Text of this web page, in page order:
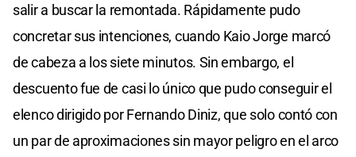
seconds
salir a buscar la remontada. Rápidamente pudo
concretar sus intenciones, cuando Kaio Jorge marcó
de cabeza a los siete minutos. Sin embargo, el
descuento fue de casi lo único que pudo conseguir el
elenco dirigido por Fernando Diniz, que solo contó con
un par de aproximaciones sin mayor peligro en el arco